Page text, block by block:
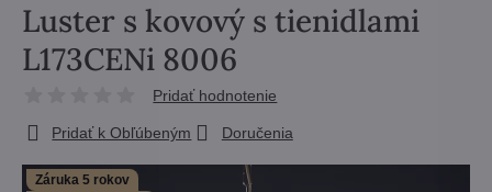
Záruka 5 rokov
Luster s kovový s tienidlami
L173CENi 8006
Pridať hodnotenie
Pridať k Obľúbeným Doručenia